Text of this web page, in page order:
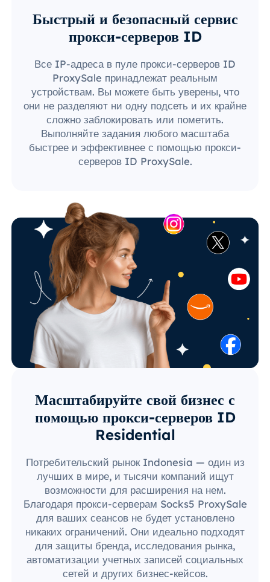
Быстрый и безопасный сервис
прокси-серверов ID
Все IP-адреса в пуле прокси-серверов ID
ProxySale принадлежат реальным
устройствам. Вы можете быть уверены, что
они не разделяют ни одну подсеть и их крайне
сложно заблокировать или пометить.
Выполняйте задания любого масштаба
быстрее и эффективнее с помощью прокси-
серверов ID ProxySale.
Масштабируйте свой бизнес с
помощью прокси-серверов ID
Residential
Потребительский рынок Indonesia — один из
лучших в мире, и тысячи компаний ищут
возможности для расширения на нем.
Благодаря прокси-серверам Socks5 ProxySale
для ваших сеансов не будет установлено
никаких ограничений. Они идеально подходят
для защиты бренда, исследования рынка,
автоматизации учетных записей социальных
сетей и других бизнес-кейсов.